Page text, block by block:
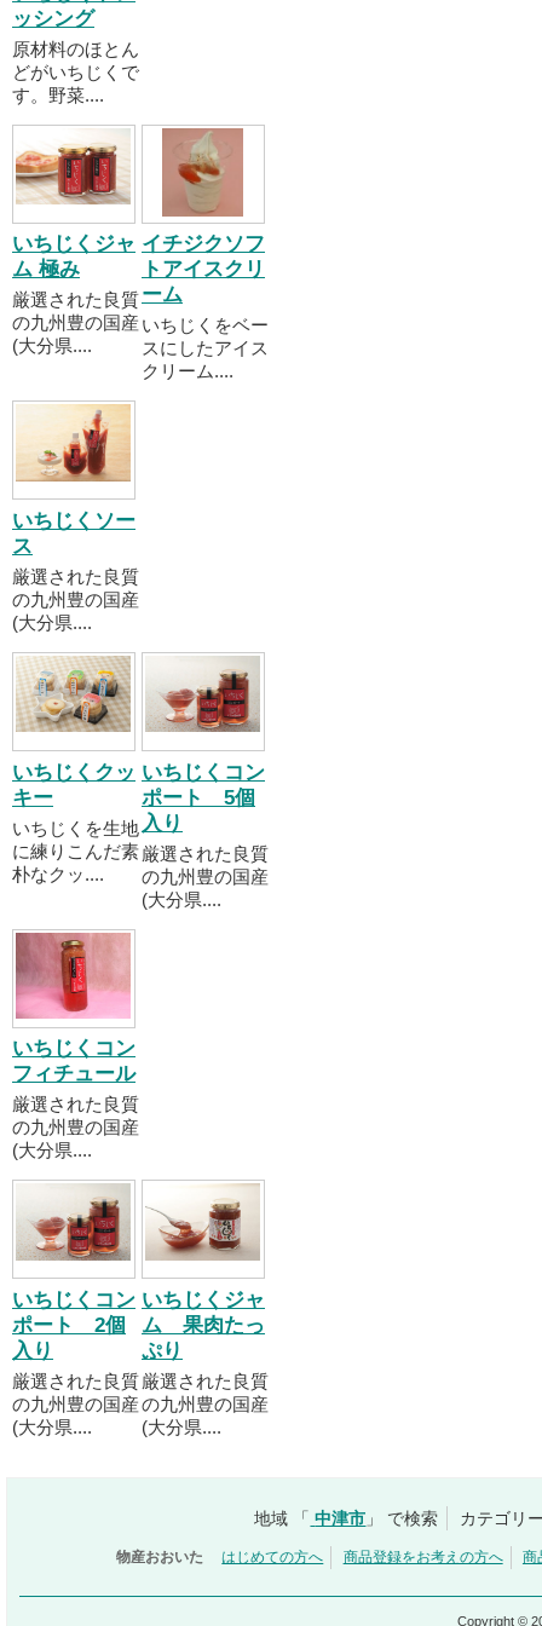
ッシング
原材料のほとん
どがいちじくで
す。野菜....
いちじくジャ
ム 極み
厳選された良質
の九州豊の国産
(大分県....
イチジクソフ
トアイスクリ
ーム
いちじくをベー
スにしたアイス
クリーム....
いちじくソー
ス
厳選された良質
の九州豊の国産
(大分県....
いちじくクッ
キー
いちじくを生地
に練りこんだ素
朴なクッ....
いちじくコン
ポート 5個
入り
厳選された良質
の九州豊の国産
(大分県....
いちじくコン
フィチュール
厳選された良質
の九州豊の国産
(大分県....
いちじくコン
ポート 2個
入り
厳選された良質
の九州豊の国産
(大分県....
いちじくジャ
ム 果肉たっ
ぷり
厳選された良質
の九州豊の国産
(大分県....
地域 「 中津市 」 で検索 カテゴリ
物産おおいた はじめての方へ 商品登録をお考えの方へ 商
Copyright ©